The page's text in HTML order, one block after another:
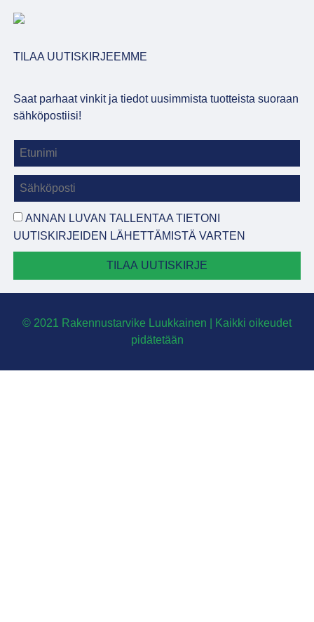
TILAA UUTISKIRJEEMME
Saat parhaat vinkit ja tiedot uusimmista tuotteista suoraan
sähköpostiisi!
ANNAN LUVAN TALLENTAA TIETONI
UUTISKIRJEIDEN LÄHETTÄMISTÄ VARTEN
TILAA UUTISKIRJE
© 2021 Rakennustarvike Luukkainen | Kaikki oikeudet
pidätetään